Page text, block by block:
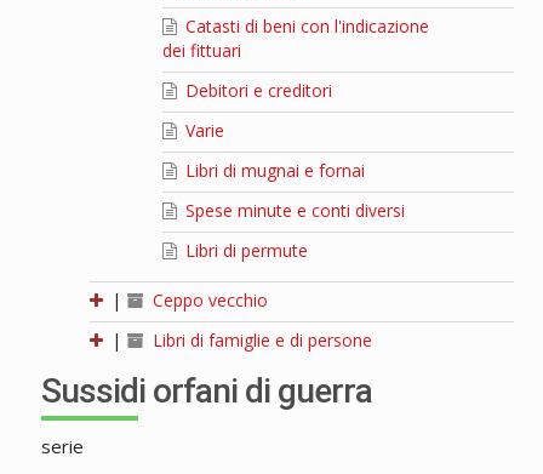
Catasti di beni con l'indicazione
dei fittuari
Debitori e creditori
Varie
Libri di mugnai e fornai
Spese minute e conti diversi
Libri di permute
|
Ceppo vecchio
|
Libri di famiglie e di persone
Sussidi orfani di guerra
serie